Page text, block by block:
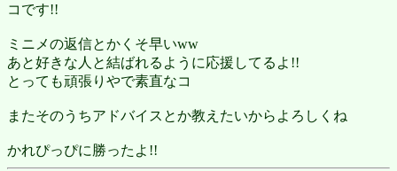
コです!!
ミニメの返信とかくそ早いww
あと好きな人と結ばれるように応援してるよ!!
とっても頑張りやで素直なコ
またそのうちアドバイスとか教えたいからよろしくね
かれぴっぴに勝ったよ!!